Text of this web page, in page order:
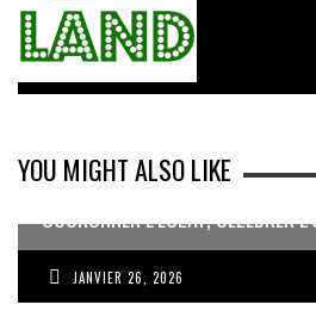
YOU MIGHT ALSO LIKE
COURONNER L’ÉCLAT, CÉLÉBRER
JANVIER 26, 2026